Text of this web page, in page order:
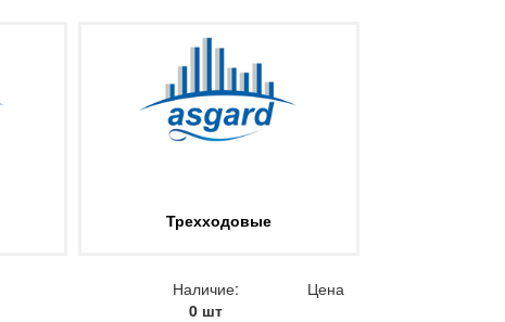
Трехходовые
Наличие:
0 шт
Цена